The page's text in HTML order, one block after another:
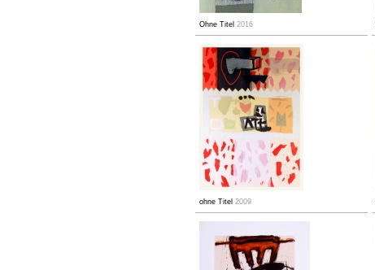
Ohne Titel 2016
ohne Titel 2009